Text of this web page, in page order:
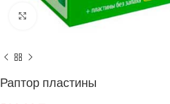
Нажмите, чтобы увеличить
Раптор пластины